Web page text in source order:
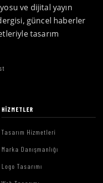
ve dijital yayın
güncel haberler
tasarım
HIZMETLER
Tasarım Hizmetleri
Marka Danışmanlığı
Logo Tasarımı